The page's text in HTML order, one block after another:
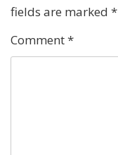
fields are marked *
Comment*